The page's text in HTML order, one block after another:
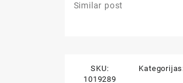
Similar post
SKU:
1019289